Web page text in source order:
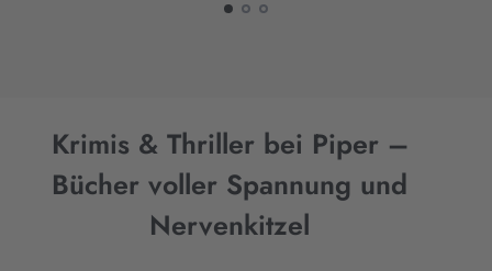
Krimis & Thriller bei Piper –
Bücher voller Spannung und
Nervenkitzel